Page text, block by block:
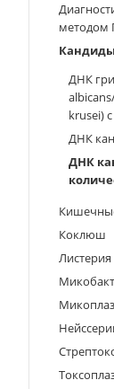
методом
Кандиды
ДНК
krusei)
ДНК
ДНК
Коклюш
Листерия